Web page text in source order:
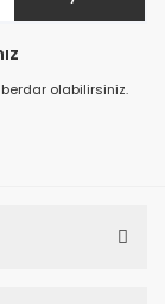
olabilirsiniz.